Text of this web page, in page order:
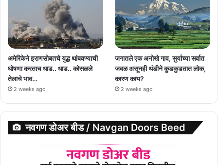
अमेरिकेने इराणसोबतचे युद्ध थांबवण्याची
घोषणा करताच धाड.. धाड.. कोसळले
तेलाचे भाव…
2 weeks ago
जगातले एक अनोखे गाव, सुर्याच्या सर्वात
जवळ असूनही थंडीने कुडकुडतात लोक,
कारण काय?
2 weeks ago
नवगण डोअर बीड / Navgan Doors Beed